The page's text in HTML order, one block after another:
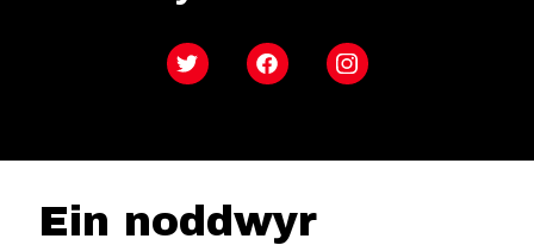
Twitter FacebookInstagram
Ein noddwyr